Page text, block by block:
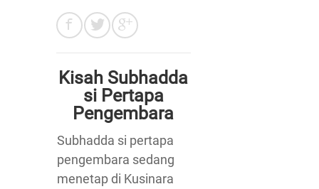
Kisah Subhadda
si Pertapa
Pengembara
Subhadda si pertapa
pengembara sedang
menetap di Kusinara